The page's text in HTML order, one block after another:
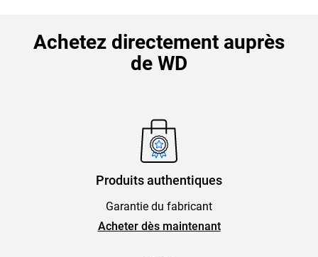
Achetez directement auprès
de WD
Produits authentiques
Garantie du fabricant
Acheter dès maintenant